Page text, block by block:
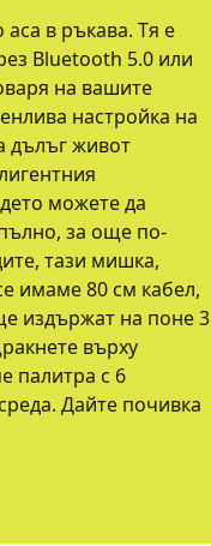
в ръкава. Тя е
Bluetooth 5.0 или
на вашите
настройка на
дълъг живот
можете да
за още по-
тази мишка,
имаме 80 см кабел,
издържат на поне 3
върху
палитра с 6
Дайте почивка